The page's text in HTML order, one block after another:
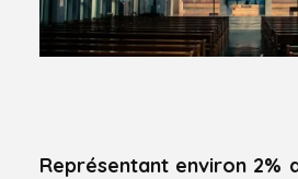
Représentant environ 2%